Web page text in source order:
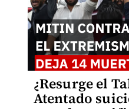
¿Resurge el
Atentado